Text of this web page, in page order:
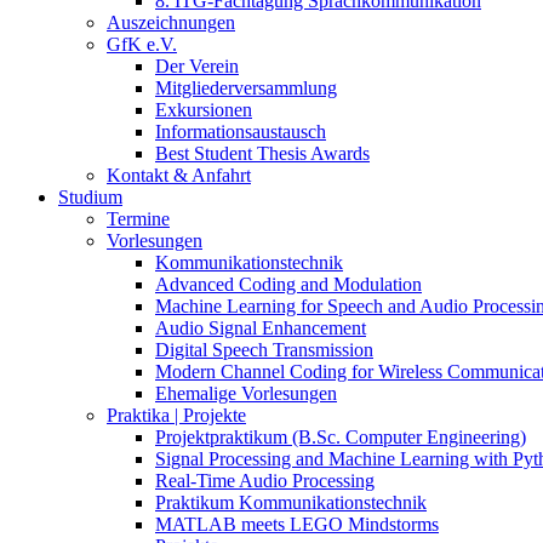
Auszeichnungen
GfK e.V.
Der Verein
Mitgliederversammlung
Exkursionen
Informationsaustausch
Best Student Thesis Awards
Kontakt & Anfahrt
Studium
Termine
Vorlesungen
Kommunikationstechnik
Advanced Coding and Modulation
Machine Learning for Speech and Audio
Audio Signal Enhancement
Digital Speech Transmission
Modern Channel Coding for Wireless
Ehemalige Vorlesungen
Praktika | Projekte
Projektpraktikum (B.Sc. Computer Engineering)
Signal Processing and Machine Learning with
Real-Time Audio Processing
Praktikum Kommunikationstechnik
MATLAB meets LEGO Mindstorms